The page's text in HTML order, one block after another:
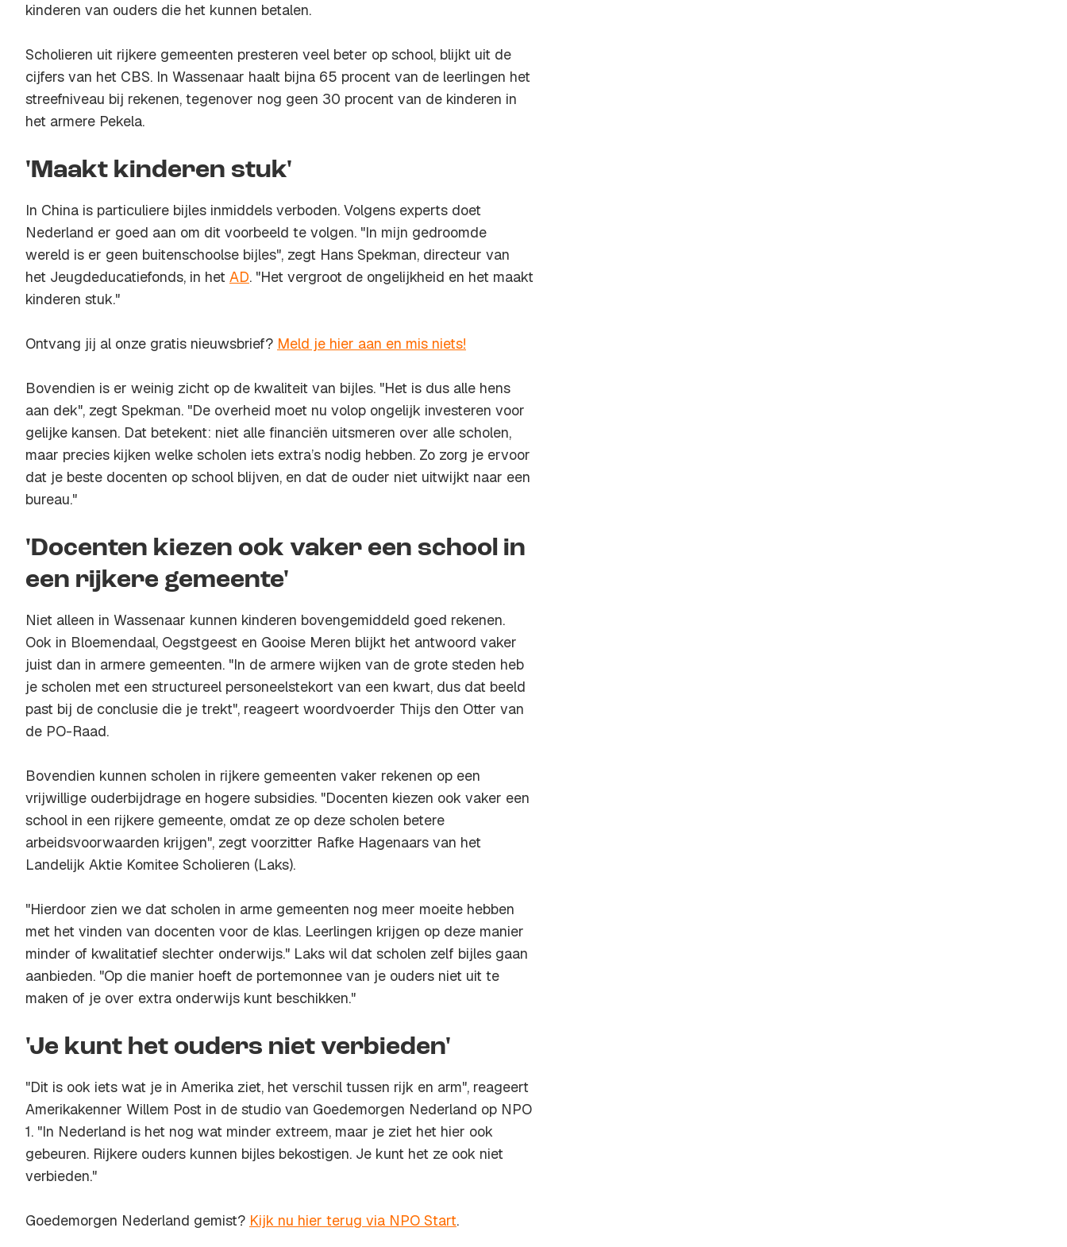
kinderen van ouders die het kunnen betalen.
Scholieren uit rijkere gemeenten presteren veel beter op school, blijkt uit de
cijfers van het CBS. In Wassenaar haalt bijna 65 procent van de leerlingen het
streefniveau bij rekenen, tegenover nog geen 30 procent van de kinderen in
het armere Pekela.
'Maakt kinderen stuk'
In China is particuliere bijles inmiddels verboden. Volgens experts doet
Nederland er goed aan om dit voorbeeld te volgen. "In mijn gedroomde
wereld is er geen buitenschoolse bijles", zegt Hans Spekman, directeur van
het Jeugdeducatiefonds, in het AD. "Het vergroot de ongelijkheid en het maakt
kinderen stuk."
Ontvang jij al onze gratis nieuwsbrief? Meld je hier aan en mis niets!
Bovendien is er weinig zicht op de kwaliteit van bijles. "Het is dus alle hens
aan dek", zegt Spekman. "De overheid moet nu volop ongelijk investeren voor
gelijke kansen. Dat betekent: niet alle financiën uitsmeren over alle scholen,
maar precies kijken welke scholen iets extra’s nodig hebben. Zo zorg je ervoor
dat je beste docenten op school blijven, en dat de ouder niet uitwijkt naar een
bureau."
'Docenten kiezen ook vaker een school in
een rijkere gemeente'
Niet alleen in Wassenaar kunnen kinderen bovengemiddeld goed rekenen.
Ook in Bloemendaal, Oegstgeest en Gooise Meren blijkt het antwoord vaker
juist dan in armere gemeenten. "In de armere wijken van de grote steden heb
je scholen met een structureel personeelstekort van een kwart, dus dat beeld
past bij de conclusie die je trekt", reageert woordvoerder Thijs den Otter van
de PO-Raad.
Bovendien kunnen scholen in rijkere gemeenten vaker rekenen op een
vrijwillige ouderbijdrage en hogere subsidies. "Docenten kiezen ook vaker een
school in een rijkere gemeente, omdat ze op deze scholen betere
arbeidsvoorwaarden krijgen", zegt voorzitter Rafke Hagenaars van het
Landelijk Aktie Komitee Scholieren (Laks).
"Hierdoor zien we dat scholen in arme gemeenten nog meer moeite hebben
met het vinden van docenten voor de klas. Leerlingen krijgen op deze manier
minder of kwalitatief slechter onderwijs." Laks wil dat scholen zelf bijles gaan
aanbieden. "Op die manier hoeft de portemonnee van je ouders niet uit te
maken of je over extra onderwijs kunt beschikken."
'Je kunt het ouders niet verbieden'
"Dit is ook iets wat je in Amerika ziet, het verschil tussen rijk en arm", reageert
Amerikakenner Willem Post in de studio van Goedemorgen Nederland op NPO
1. "In Nederland is het nog wat minder extreem, maar je ziet het hier ook
gebeuren. Rijkere ouders kunnen bijles bekostigen. Je kunt het ze ook niet
verbieden."
Goedemorgen Nederland gemist? Kijk nu hier terug via NPO Start.